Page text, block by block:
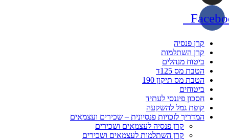
קרן פנסיה
קרן השתלמות
ביטוח מנהלים
הטבת מס 125ד
הטבת מס תיקון 190
ביטוחים
חסכון פיננסי לעתיד
קופת גמל להשקעה
המדריך לזכויות פנסיונית – שכירים ועצמאים
קרן פנסיה לעצמאים ושכירים
קרן השתלמות לעצמאים ושכירים